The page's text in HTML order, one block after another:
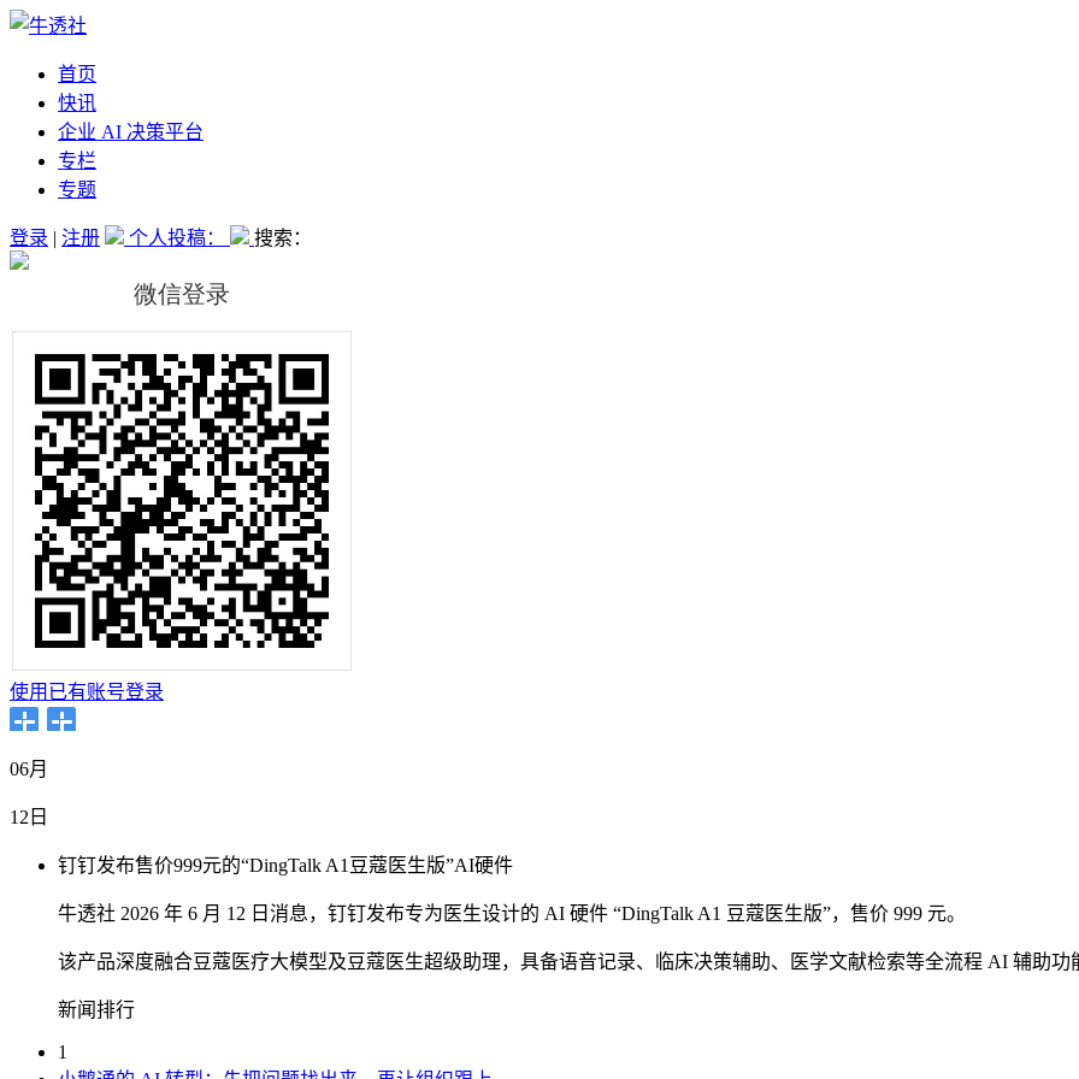
首页
快讯
企业 AI 决策平台
专栏
专题
登录 | 注册 个人投稿： 搜索：
使用已有账号登录
06月
12日
钉钉发布售价999元的“DingTalk A1豆蔻医生版”AI硬件
牛透社 2026 年 6 月 12 日消息，钉钉发布专为医生设计的 AI 硬件 “DingTalk A1 豆蔻医生版”，售价 999 元。
该产品深度融合豆蔻医疗大模型及豆蔻医生超级助理，具备语音记录、临床决策辅助、医学文献检索等全流程 AI 辅助功
新闻排行
1